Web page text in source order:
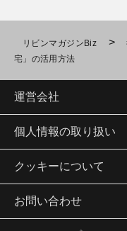
リビンマガジンBiz >
宅」の活用方法
運営会社
個人情報の取り扱い
クッキーについて
お問い合わせ